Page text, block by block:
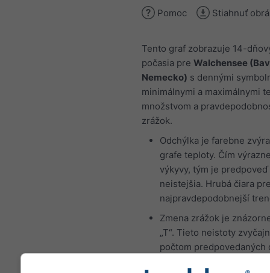
Pomoc Stiahnuť
Tento graf zobrazuje 14-
počasia pre Walchensee
Nemecko) s dennými
minimálnymi a maximálnymi
množstvom a
zrážok.
Odchýlka je farebne
grafe teploty. Čím
výkyvy, tým je predpoveď
neistejšia. Hrubá čiara
najpravdepodobnejší
Zmena zrážok je
„T“. Tieto neistoty
počtom predpovedaných